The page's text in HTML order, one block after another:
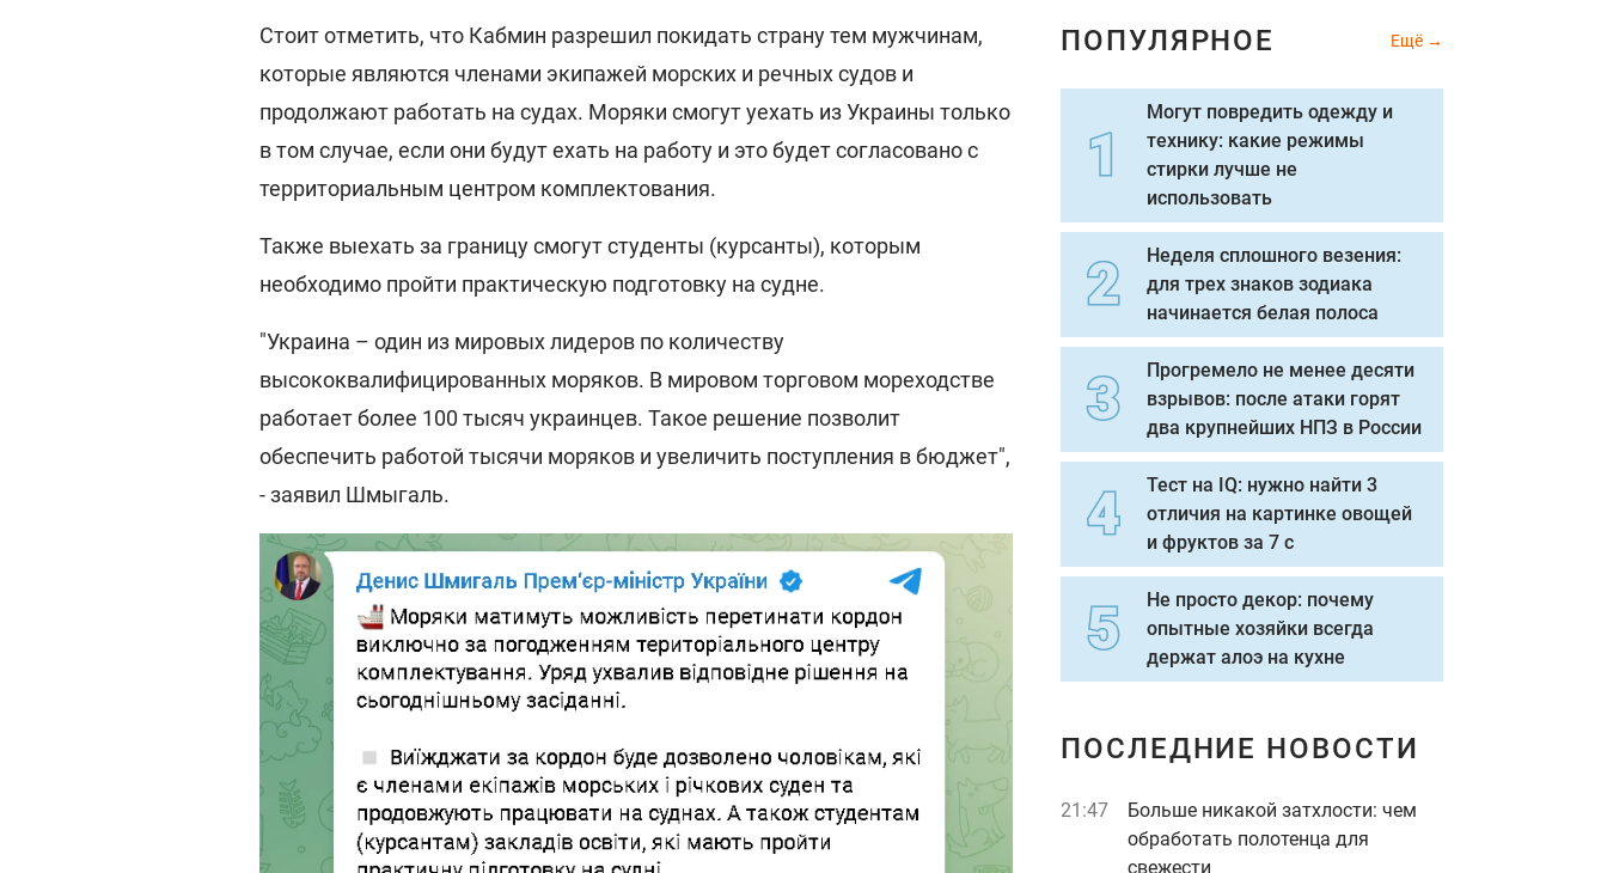
Стоит отметить, что Кабмин разрешил покидать страну тем мужчинам,
которые являются членами экипажей морских и речных судов и
продолжают работать на судах. Моряки смогут уехать из Украины только
в том случае, если они будут ехать на работу и это будет согласовано с
территориальным центром комплектования.
Также выехать за границу смогут студенты (курсанты), которым
необходимо пройти практическую подготовку на судне.
"Украина – один из мировых лидеров по количеству
высококвалифицированных моряков. В мировом торговом мореходстве
работает более 100 тысяч украинцев. Такое решение позволит
обеспечить работой тысячи моряков и увеличить поступления в бюджет",
- заявил Шмыгаль.
ПОПУЛЯРНОЕ Ещё
Могут повредить одежду и
технику: какие режимы
стирки лучше не
использовать
Неделя сплошного везения:
для трех знаков зодиака
начинается белая полоса
Прогремело не менее десяти
взрывов: после атаки горят
два крупнейших НПЗ в России
Тест на IQ: нужно найти 3
отличия на картинке овощей
и фруктов за 7 с
Не просто декор: почему
опытные хозяйки всегда
держат алоэ на кухне
ПОСЛЕДНИЕ НОВОСТИ
21:47
Больше никакой затхлости: чем
обработать полотенца для
свежести